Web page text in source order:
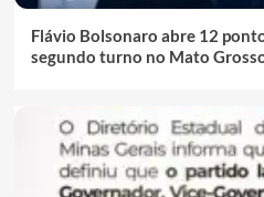
Flávio Bolsonaro abre 12
segundo turno no Mato